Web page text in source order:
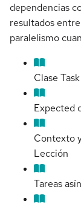
dependencias
resultados
paralelismo
Clase
Expected
Contexto
Lección
Tareas